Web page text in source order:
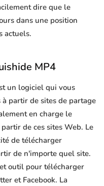
dire que le
dans une position
actuels.
MP4
un logiciel qui vous
partir de sites de partage
en charge le
de ces sites Web. Le
de télécharger
de n'importe quel site.
outil pour télécharger
et Facebook. La